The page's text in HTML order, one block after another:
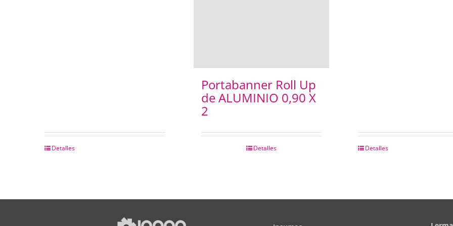
Detalles
Portabanner Roll Up
de ALUMINIO 0,90 X
2
Detalles Detalles